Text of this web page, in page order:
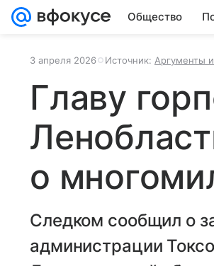
Общество
3 апреля 2026 Источник: Аргументы
Главу
о
Следком сообщил о
администрации